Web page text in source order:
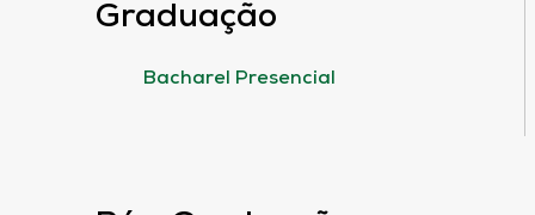
Graduação
Bacharel Presencial